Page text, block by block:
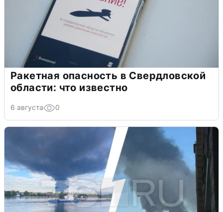
Ракетная опасность в Свердловской
области: что известно
6 августа 0